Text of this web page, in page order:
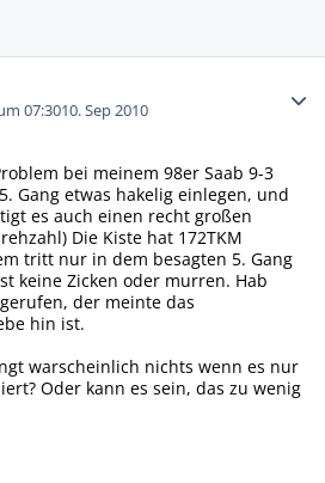
07:3010. Sep 2010
bei meinem 98er Saab 9-3
Gang etwas hakelig einlegen, und
es auch einen recht großen
Die Kiste hat 172TKM
tritt nur in dem besagten 5. Gang
keine Zicken oder murren. Hab
der meinte das
hin ist.
warscheinlich nichts wenn es nur
Oder kann es sein, das zu wenig